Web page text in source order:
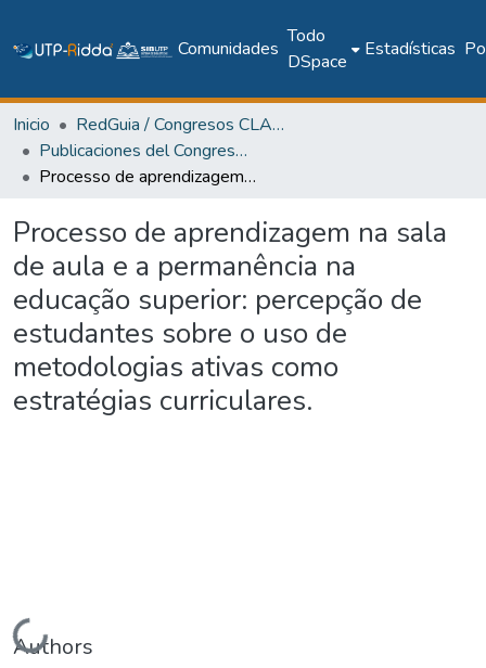
Comunidades
Todo
DSpace
Estadísticas
Inicio
RedGuia / Congresos CLABES
Publicaciones del Congreso Internacional CLABES
Processo de aprendizagem na sala de aula e a permanência na educação superior: percepção de estudantes sobre o uso de metodologias ativas como estratégias curriculares.
Processo de aprendizagem na sala
de aula e a permanência na
educação superior: percepção de
estudantes sobre o uso de
metodologias ativas como
estratégias curriculares.
Cargando...
Authors